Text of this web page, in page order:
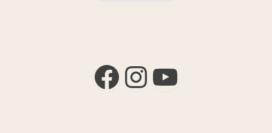
Facebook
Instagram
YouTube